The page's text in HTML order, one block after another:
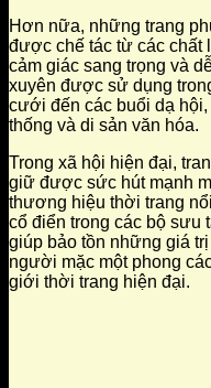
Hơn nữa, những trang
được chế tác từ các chất
cảm giác sang trọng và
xuyên được sử dụng
cưới đến các buổi dạ
thống và di sản văn hóa.
Trong xã hội hiện đại,
giữ được sức hút mạnh
thương hiệu thời trang
cổ điển trong các bộ sưu
giúp bảo tồn những giá
người mặc một phong
giới thời trang hiện đại.